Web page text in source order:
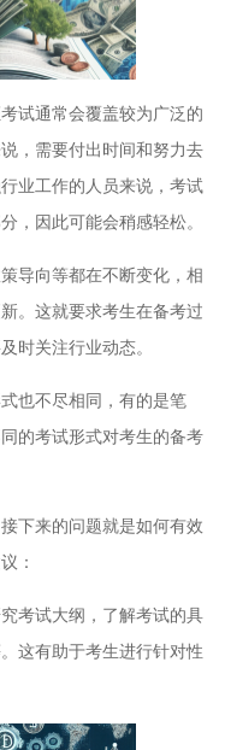
试通常会覆盖较为广泛的
，需要付出时间和努力去
业工作的人员来说，考试
，因此可能会稍感轻松。
导向等都在不断变化，相
。这就要求考生在备考过
时关注行业动态。
也不尽相同，有的是笔
的考试形式对考生的备考
下来的问题就是如何有效
：
考试大纲，了解考试的具
这有助于考生进行针对性